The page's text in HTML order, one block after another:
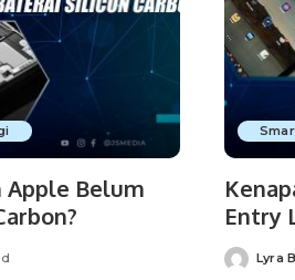
Apple Belum
Entry
PostedLyra